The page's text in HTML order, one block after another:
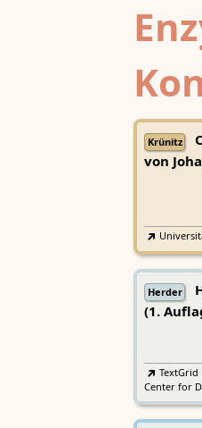
Krünitz
von
Herder
(1.
TextGrid
Center for